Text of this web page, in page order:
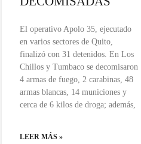
El operativo Apolo 35, ejecutado
en varios sectores de Quito,
finalizó con 31 detenidos. En Los
Chillos y Tumbaco se decomisaron
4 armas de fuego, 2 carabinas, 48
armas blancas, 14 municiones y
cerca de 6 kilos de droga; además,
LEER MÁS »